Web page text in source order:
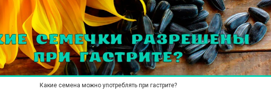
Какие семена можно употреблять при гастрите?